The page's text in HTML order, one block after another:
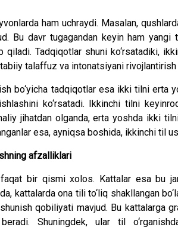
ham uchraydi. Masalan,
Bu davr tugagandan keyin ham yangi
qiladi. Tadqiqotlar shuni ko‘rsatadiki,
talaffuz va intonatsiyani
bo‘yicha tadqiqotlar esa ikki tilni erta
ko‘rsatadi. Ikkinchi tilni
jihatdan olganda, erta yoshda ikki
esa, ayniqsa boshida, ikkinchi til
afzalliklari
bir qismi xolos. Kattalar esa bu
kattalarda ona tili to‘liq shakllangan
qobiliyati mavjud. Bu kattalarga
Shuningdek, ular til